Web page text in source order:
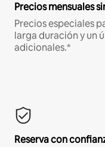
Precios mensuales
Precios especiales
larga duración y un
adicionales.*
Reserva con